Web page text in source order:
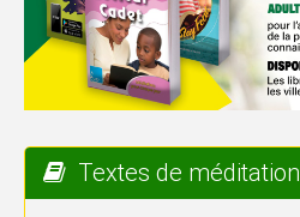
Textes de méditation